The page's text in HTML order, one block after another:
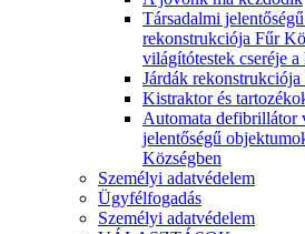
Társadalmi
rekonstrukciója Fűr
világítótestek cseréje
Járdák
Kistraktor és
Automata defibrillátor
jelentőségű
Községben
Személyi adatvédelem
Ügyfélfogadás
Személyi adatvédelem